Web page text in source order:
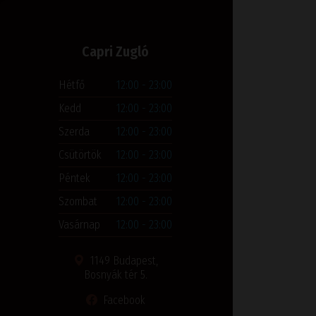
Capri Zugló
Hétfő
12:00 - 23:00
Kedd
12:00 - 23:00
Szerda
12:00 - 23:00
Csütörtök
12:00 - 23:00
Péntek
12:00 - 23:00
Szombat
12:00 - 23:00
Vasárnap
12:00 - 23:00
1149 Budapest,
Bosnyák tér 5.
Facebook